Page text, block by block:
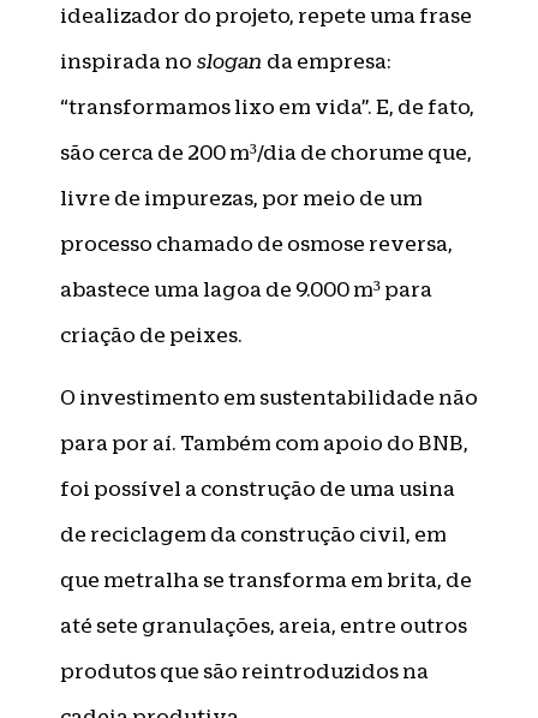
idealizador do projeto, repete uma frase
inspirada no slogan da empresa:
“transformamos lixo em vida”. E, de fato,
são cerca de 200 m³/dia de chorume que,
livre de impurezas, por meio de um
processo chamado de osmose reversa,
abastece uma lagoa de 9.000 m³ para
criação de peixes.
O investimento em sustentabilidade não
para por aí. Também com apoio do BNB,
foi possível a construção de uma usina
de reciclagem da construção civil, em
que metralha se transforma em brita, de
até sete granulações, areia, entre outros
produtos que são reintroduzidos na